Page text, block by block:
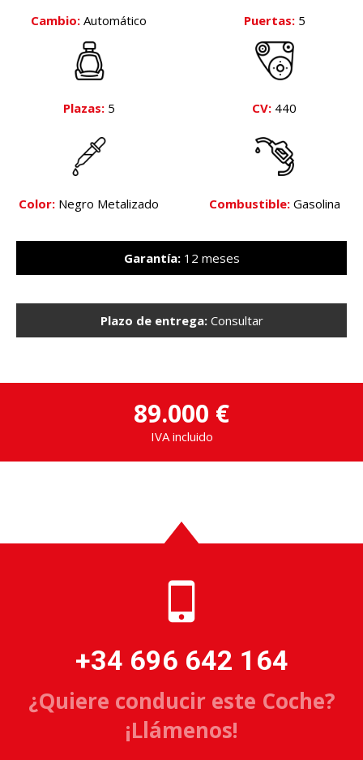
Cambio: Automático Puertas:5
Plazas:5 CV: 440
Color: Negro Metalizado Combustible:Gasolina
Garantía:12 meses
Plazo de entrega:Consultar
89.000 €
IVA incluido
+34 696 642 164
¿Quiere conducir este Coche?
¡Llámenos!